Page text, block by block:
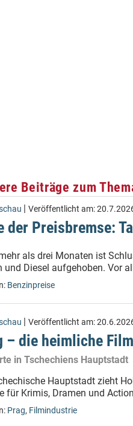
Beiträge zum
| Veröffentlicht am:
der Preisbremse:
als drei Monaten ist
und Diesel aufgehoben. Vor
Benzinpreise
| Veröffentlicht am:
– die heimliche
in Tschechiens Hauptstadt
Hauptstadt zieht
für Krimis, Dramen und
Prag, Filmindustrie